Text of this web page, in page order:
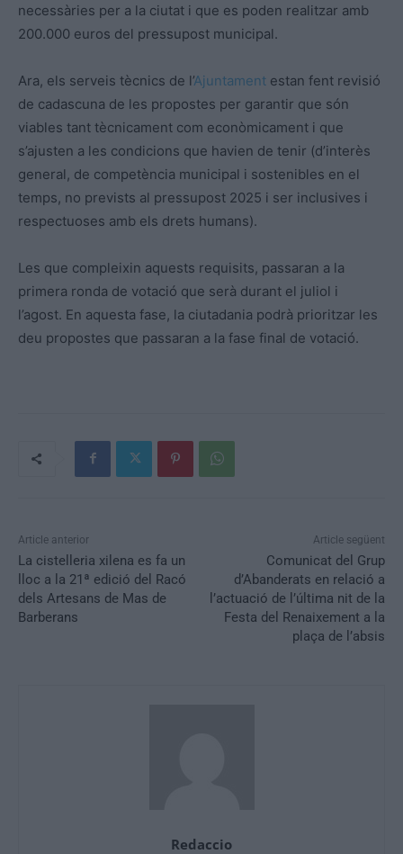
necessàries per a la ciutat i que es poden realitzar amb
200.000 euros del pressupost municipal.
Ara, els serveis tècnics de l’Ajuntament estan fent revisió
de cadascuna de les propostes per garantir que són
viables tant tècnicament com econòmicament i que
s’ajusten a les condicions que havien de tenir (d’interès
general, de competència municipal i sostenibles en el
temps, no prevists al pressupost 2025 i ser inclusives i
respectuoses amb els drets humans).
Les que compleixin aquests requisits, passaran a la
primera ronda de votació que serà durant el juliol i
l’agost. En aquesta fase, la ciutadania podrà prioritzar les
deu propostes que passaran a la fase final de votació.
Article anterior
La cistelleria xilena es fa un
lloc a la 21ª edició del Racó
dels Artesans de Mas de
Barberans
Article següent
Comunicat del Grup
d’Abanderats en relació a
l’actuació de l’última nit de la
Festa del Renaixement a la
plaça de l’absis
Redaccio